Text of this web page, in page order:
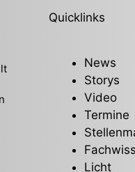
Quicklinks
News
Storys
Video
Termine
Licht